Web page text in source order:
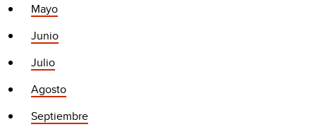
Mayo
Junio
Julio
Agosto
Septiembre